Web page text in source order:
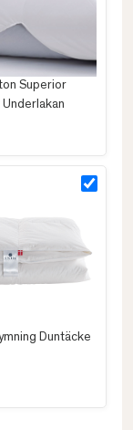
Superior
Duntäcke